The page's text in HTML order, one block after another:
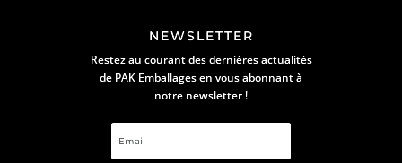
NEWSLETTER
Restez au courant des dernières actualités
de PAK Emballages en vous abonnant à
notre newsletter !